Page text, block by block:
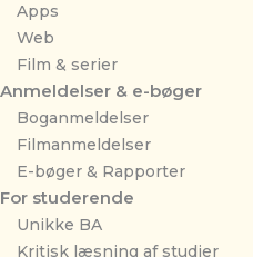
Apps
Web
Film & serier
Anmeldelser & e-bøger
Boganmeldelser
Filmanmeldelser
E-bøger & Rapporter
For studerende
Unikke BA
Kritisk læsning af studier